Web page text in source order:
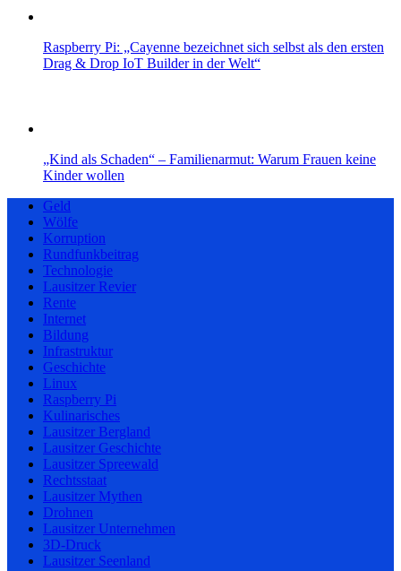
Raspberry Pi: „Cayenne bezeichnet sich selbst als den ersten
Drag & Drop IoT Builder in der Welt“
„Kind als Schaden“ – Familienarmut: Warum Frauen keine
Kinder wollen
Geld
Wölfe
Korruption
Rundfunkbeitrag
Technologie
Lausitzer Revier
Rente
Internet
Bildung
Infrastruktur
Geschichte
Linux
Raspberry Pi
Kulinarisches
Lausitzer Bergland
Lausitzer Geschichte
Lausitzer Spreewald
Rechtsstaat
Lausitzer Mythen
Drohnen
Lausitzer Unternehmen
3D-Druck
Lausitzer Seenland